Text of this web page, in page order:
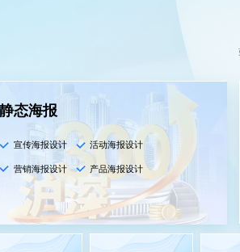
静态海报
宣传海报设计 活动海报设计
营销海报设计 产品海报设计